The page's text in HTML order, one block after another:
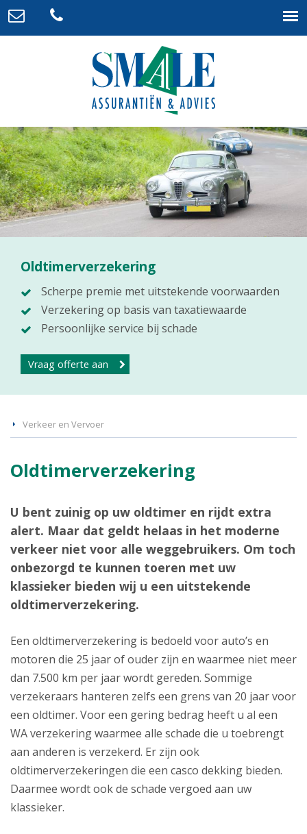
Oldtimerverzekering
Scherpe premie met uitstekende voorwaarden
Verzekering op basis van taxatiewaarde
Persoonlijke service bij schade
Vraag offerte aan
Verkeer en Vervoer
Oldtimerverzekering
U bent zuinig op uw oldtimer en rijdt extra
alert. Maar dat geldt helaas in het moderne
verkeer niet voor alle weggebruikers. Om toch
onbezorgd te kunnen toeren met uw
klassieker bieden wij u een uitstekende
oldtimerverzekering.
Een oldtimerverzekering is bedoeld voor auto’s en
motoren die 25 jaar of ouder zijn en waarmee niet meer
dan 7.500 km per jaar wordt gereden. Sommige
verzekeraars hanteren zelfs een grens van 20 jaar voor
een oldtimer. Voor een gering bedrag heeft u al een
WA verzekering waarmee alle schade die u toebrengt
aan anderen is verzekerd. Er zijn ook
oldtimerverzekeringen die een casco dekking bieden.
Daarmee wordt ook de schade vergoed aan uw
klassieker.